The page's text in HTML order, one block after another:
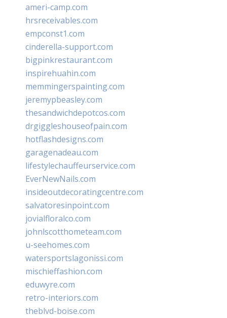
ameri-camp.com
hrsreceivables.com
empconst1.com
cinderella-support.com
bigpinkrestaurant.com
inspirehuahin.com
memmingerspainting.com
jeremypbeasley.com
thesandwichdepotcos.com
drgiggleshouseofpain.com
hotflashdesigns.com
garagenadeau.com
lifestylechauffeurservice.com
EverNewNails.com
insideoutdecoratingcentre.com
salvatoresinpoint.com
jovialfloralco.com
johnlscotthometeam.com
u-seehomes.com
watersportslagonissi.com
mischieffashion.com
eduwyre.com
retro-interiors.com
theblvd-boise.com